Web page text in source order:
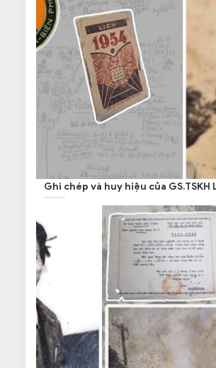
Ghi chép và huy hiệu của GS.TSKH